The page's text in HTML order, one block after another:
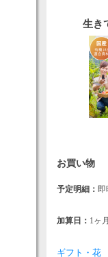
生き
お買い物
予定明細： 即
加算日： 1ヶ
ギフト・花